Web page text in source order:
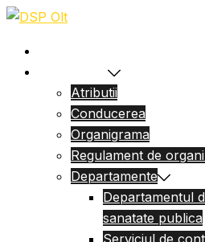
Sari
conținut
Atributii
Conducerea
Organigrama
Regulament de
Departamente
Departamentul
sanatate publica
Serviciul de